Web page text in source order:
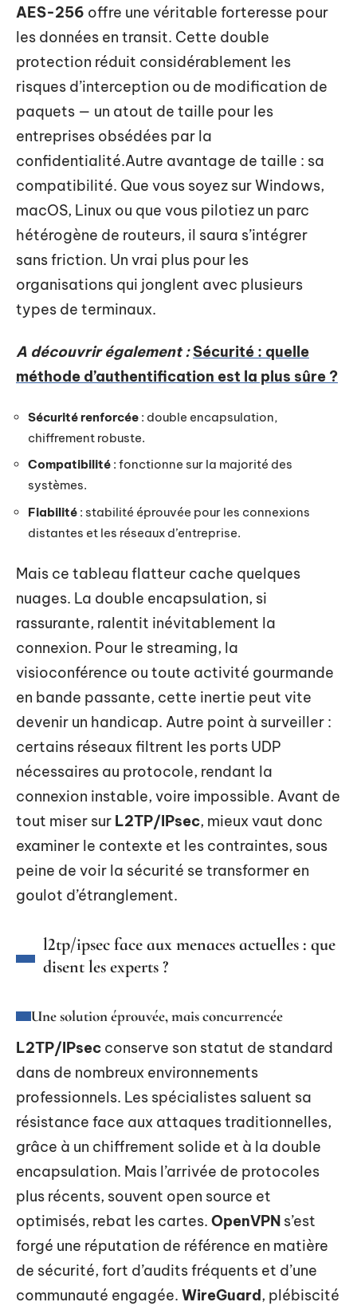
AES-256 offre une véritable forteresse pour
les données en transit. Cette double
protection réduit considérablement les
risques d’interception ou de modification de
paquets — un atout de taille pour les
entreprises obsédées par la
confidentialité.Autre avantage de taille : sa
compatibilité. Que vous soyez sur Windows,
macOS, Linux ou que vous pilotiez un parc
hétérogène de routeurs, il saura s’intégrer
sans friction. Un vrai plus pour les
organisations qui jonglent avec plusieurs
types de terminaux.
A découvrir également : Sécurité : quelle
méthode d’authentification est la plus sûre ?
Sécurité renforcée : double encapsulation,
chiffrement robuste.
Compatibilité : fonctionne sur la majorité des
systèmes.
Fiabilité : stabilité éprouvée pour les connexions
distantes et les réseaux d’entreprise.
Mais ce tableau flatteur cache quelques
nuages. La double encapsulation, si
rassurante, ralentit inévitablement la
connexion. Pour le streaming, la
visioconférence ou toute activité gourmande
en bande passante, cette inertie peut vite
devenir un handicap. Autre point à surveiller :
certains réseaux filtrent les ports UDP
nécessaires au protocole, rendant la
connexion instable, voire impossible. Avant de
tout miser sur L2TP/IPsec, mieux vaut donc
examiner le contexte et les contraintes, sous
peine de voir la sécurité se transformer en
goulot d’étranglement.
l2tp/ipsec face aux menaces actuelles : que
disent les experts ?
Une solution éprouvée, mais concurrencée
L2TP/IPsec conserve son statut de standard
dans de nombreux environnements
professionnels. Les spécialistes saluent sa
résistance face aux attaques traditionnelles,
grâce à un chiffrement solide et à la double
encapsulation. Mais l’arrivée de protocoles
plus récents, souvent open source et
optimisés, rebat les cartes. OpenVPN s’est
forgé une réputation de référence en matière
de sécurité, fort d’audits fréquents et d’une
communauté engagée. WireGuard, plébiscité